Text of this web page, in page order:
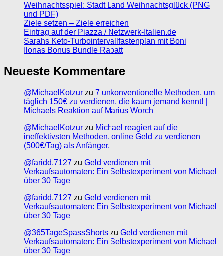
Weihnachtsspiel: Stadt Land Weihnachtsglück (PNG
und PDF)
Ziele setzen – Ziele erreichen
Eintrag auf der Piazza / Netzwerk-Italien.de
Sarahs Keto-Turbointervallfastenplan mit Boni
Ilonas Bonus Bundle Rabatt
Neueste Kommentare
@MichaelKotzur zu 7 unkonventionelle Methoden, um
täglich 150€ zu verdienen, die kaum jemand kennt! |
Michaels Reaktion auf Marius Worch
@MichaelKotzur zu Michael reagiert auf die
ineffektivsten Methoden, online Geld zu verdienen
(500€/Tag) als Anfänger.
@faridd.7127 zu Geld verdienen mit
Verkaufsautomaten: Ein Selbstexperiment von Michael
über 30 Tage
@faridd.7127 zu Geld verdienen mit
Verkaufsautomaten: Ein Selbstexperiment von Michael
über 30 Tage
@365TageSpassShorts zu Geld verdienen mit
Verkaufsautomaten: Ein Selbstexperiment von Michael
über 30 Tage